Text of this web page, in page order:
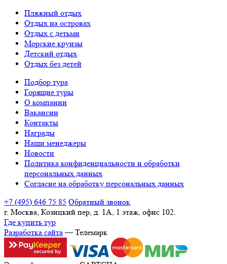
Пляжный отдых
Отдых на островах
Отдых с детьми
Морские круизы
Детский отдых
Отдых без детей
Подбор тура
Горящие туры
О компании
Вакансии
Контакты
Награды
Наши менеджеры
Новости
Политика конфиденциальности и обработки
персональных данных
Согласие на обработку персональных данных
+7 (495) 646 75 85 Обратный звонок
г. Москва, Козицкий пер, д. 1А, 1 этаж, офис 102.
Где купить тур
Разработка сайта— Телемарк